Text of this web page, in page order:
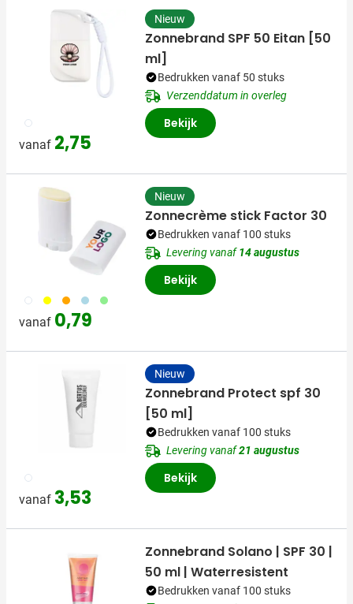
002
vanaf 2,75
Nieuw
Zonnebrand SPF 50 Eitan [50
ml]
Bedrukken vanaf 50 stuks
Verzenddatum in overleg
Bekijk
002 006 007 018 019
vanaf 0,79
Nieuw
Zonnecrème stick Factor 30
Bedrukken vanaf 100 stuks
Levering vanaf14 augustus
Bekijk
002
vanaf 3,53
Nieuw
Zonnebrand Protect spf 30
[50 ml]
Bedrukken vanaf 100 stuks
Levering vanaf21 augustus
Bekijk
Zonnebrand Solano | SPF 30 |
50 ml | Waterresistent
Bedrukken vanaf 100 stuks